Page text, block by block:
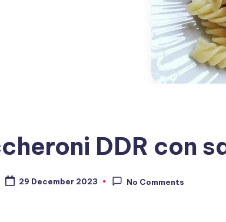
DDR con
29 December 2023 No Comments